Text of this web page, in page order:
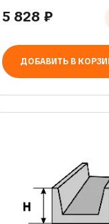
5 828 ₽
ДОБАВИТЬ В